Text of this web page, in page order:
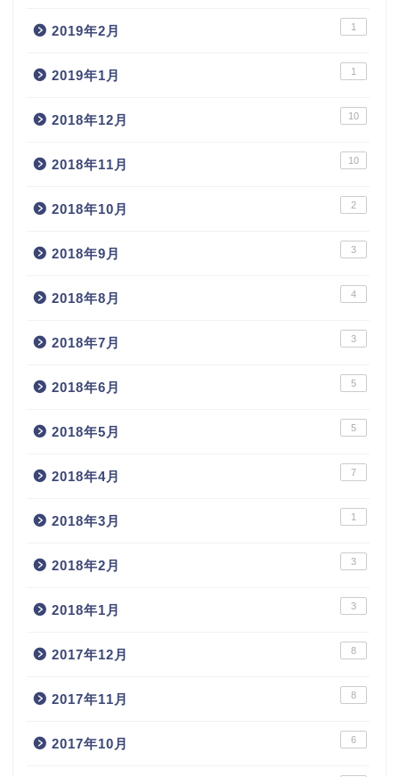
2019年2月 1
2019年1月 1
2018年12月 10
2018年11月 10
2018年10月 2
2018年9月 3
2018年8月 4
2018年7月 3
2018年6月 5
2018年5月 5
2018年4月 7
2018年3月 1
2018年2月 3
2018年1月 3
2017年12月 8
2017年11月 8
2017年10月 6